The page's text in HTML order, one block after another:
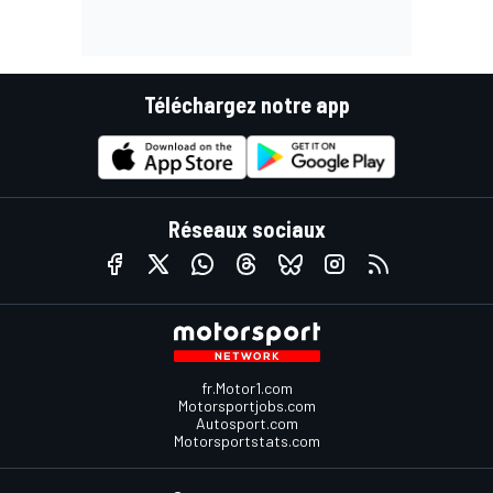
Téléchargez notre app
Réseaux sociaux
fr.Motor1.com
Motorsportjobs.com
Autosport.com
Motorsportstats.com